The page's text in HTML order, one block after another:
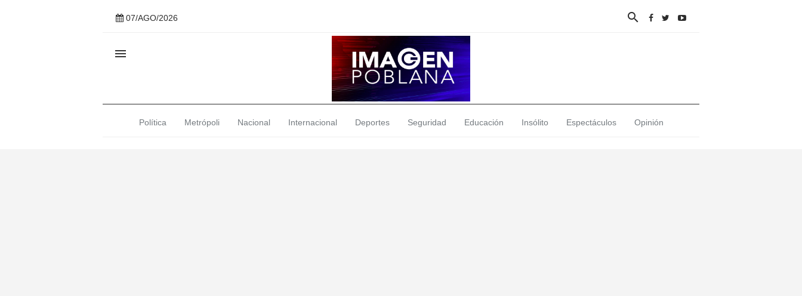
07/AGO/2026 

Política Metrópoli Nacional Internacional Deportes Seguridad Educación Insólito Espectáculos Opinión